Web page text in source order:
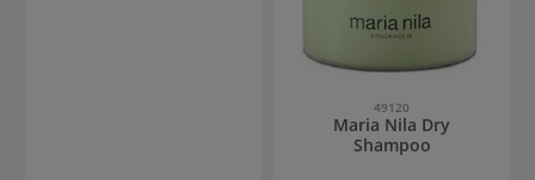
49120
Maria Nila Dry
Shampoo